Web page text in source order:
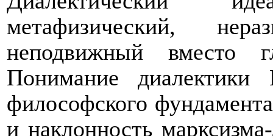
метафизический,
неподвижный вместо
Понимание диалектики
философского
и наклонность